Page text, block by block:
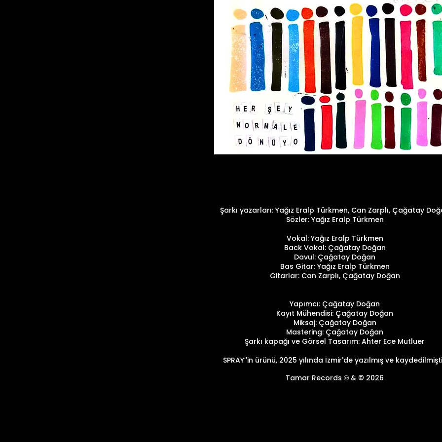
Şarkı yazarları: Yağız Eralp Türkmen, Can Zarplı, Çağatay
Sözler: Yağız Eralp Türkmen
Vokal: Yağız Eralp Türkmen
Back Vokal: Çağatay Doğan
Davul: Çağatay Doğan
Bas Gitar: Yağız Eralp Türkmen
Gitarlar: Can Zarplı, Çağatay Doğan
Yapımcı: Çağatay Doğan
Kayıt Mühendisi: Çağatay Doğan
Miksaj: Çağatay Doğan
Mastering: Çağatay Doğan
Şarkı kapağı ve Görsel Tasarım: Ahter Ece Mutluer
SPRAY’'in ürünü, 2025 yılında İzmir'de yazılmış ve
Tamar Records ℗ & © 2026